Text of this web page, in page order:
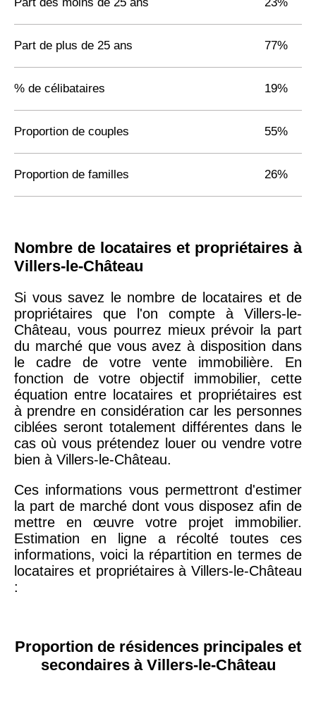
Part de plus de 25 ans 77%
% de célibataires 19%
Proportion de couples 55%
Proportion de familles 26%
Nombre de locataires et propriétaires à
Villers-le-Château
Si vous savez le nombre de locataires et de
propriétaires que l'on compte à Villers-le-
Château, vous pourrez mieux prévoir la part
du marché que vous avez à disposition dans
le cadre de votre vente immobilière. En
fonction de votre objectif immobilier, cette
équation entre locataires et propriétaires est
à prendre en considération car les personnes
ciblées seront totalement différentes dans le
cas où vous prétendez louer ou vendre votre
bien à Villers-le-Château.
Ces informations vous permettront d'estimer
la part de marché dont vous disposez afin de
mettre en œuvre votre projet immobilier.
Estimation en ligne a récolté toutes ces
informations, voici la répartition en termes de
locataires et propriétaires à Villers-le-Château
:
Proportion de résidences principales et
secondaires à Villers-le-Château